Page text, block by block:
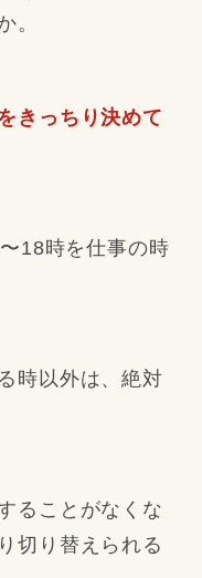
。
きっちり決めて
18時を仕事の時
時以外は、絶対
ることがなくな
切り替えられる